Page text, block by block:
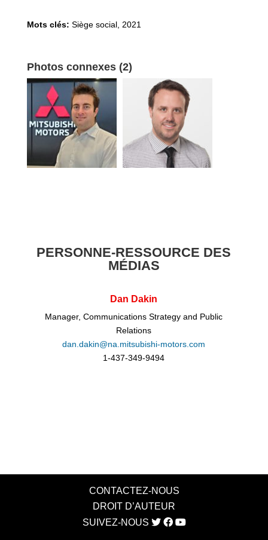
Mots clés: Siège social, 2021
Photos connexes (2)
PERSONNE-RESSOURCE DES
MÉDIAS
Dan Dakin
Manager, Communications Strategy and Public
Relations
dan.dakin@na.mitsubishi-motors.com
1-437-349-9494
CONTACTEZ-NOUS
DROIT D’AUTEUR
SUIVEZ-NOUS